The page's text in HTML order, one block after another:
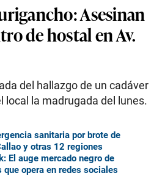
Asesinan
de hostal en Av.
del hallazgo de un cadáver
local la madrugada del lunes.
sanitaria por brote de
y otras 12 regiones
El auge mercado negro de
opera en redes sociales